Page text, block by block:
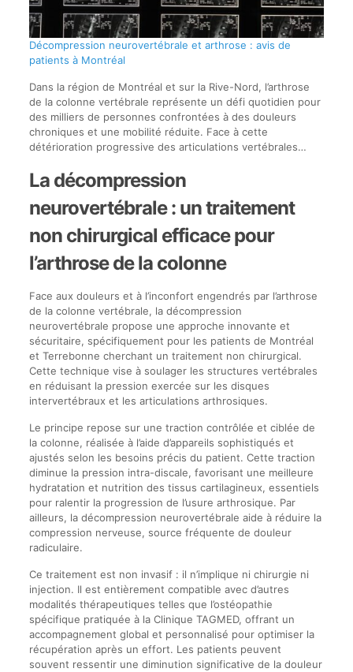
Décompression neurovertébrale et arthrose : avis de
patients à Montréal
Dans la région de Montréal et sur la Rive-Nord, l’arthrose
de la colonne vertébrale représente un défi quotidien pour
des milliers de personnes confrontées à des douleurs
chroniques et une mobilité réduite. Face à cette
détérioration progressive des articulations vertébrales…
La décompression
neurovertébrale : un traitement
non chirurgical efficace pour
l’arthrose de la colonne
Face aux douleurs et à l’inconfort engendrés par l’arthrose
de la colonne vertébrale, la décompression
neurovertébrale propose une approche innovante et
sécuritaire, spécifiquement pour les patients de Montréal
et Terrebonne cherchant un traitement non chirurgical.
Cette technique vise à soulager les structures vertébrales
en réduisant la pression exercée sur les disques
intervertébraux et les articulations arthrosiques.
Le principe repose sur une traction contrôlée et ciblée de
la colonne, réalisée à l’aide d’appareils sophistiqués et
ajustés selon les besoins précis du patient. Cette traction
diminue la pression intra-discale, favorisant une meilleure
hydratation et nutrition des tissus cartilagineux, essentiels
pour ralentir la progression de l’usure arthrosique. Par
ailleurs, la décompression neurovertébrale aide à réduire la
compression nerveuse, source fréquente de douleur
radiculaire.
Ce traitement est non invasif : il n’implique ni chirurgie ni
injection. Il est entièrement compatible avec d’autres
modalités thérapeutiques telles que l’ostéopathie
spécifique pratiquée à la Clinique TAGMED, offrant un
accompagnement global et personnalisé pour optimiser la
récupération après un effort. Les patients peuvent
souvent ressentir une diminution significative de la douleur